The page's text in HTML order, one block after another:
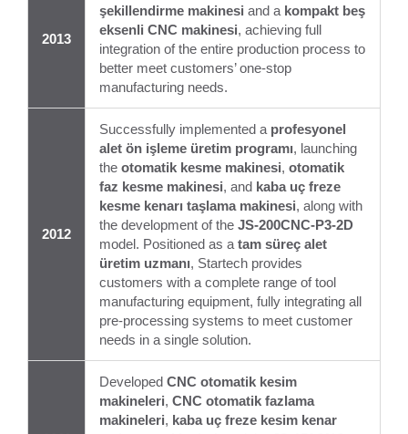
2013
şekillendirme makinesi and a kompakt beş
eksenli CNC makinesi, achieving full
integration of the entire production process to
better meet customers’ one-stop
manufacturing needs.
2012
Successfully implemented a profesyonel
alet ön işleme üretim programı, launching
the otomatik kesme makinesi, otomatik
faz kesme makinesi, and kaba uç freze
kesme kenarı taşlama makinesi, along with
the development of the JS-200CNC-P3-2D
model. Positioned as a tam süreç alet
üretim uzmanı, Startech provides
customers with a complete range of tool
manufacturing equipment, fully integrating all
pre-processing systems to meet customer
needs in a single solution.
Developed CNC otomatik kesim
makineleri, CNC otomatik fazlama
makineleri, kaba uç freze kesim kenar